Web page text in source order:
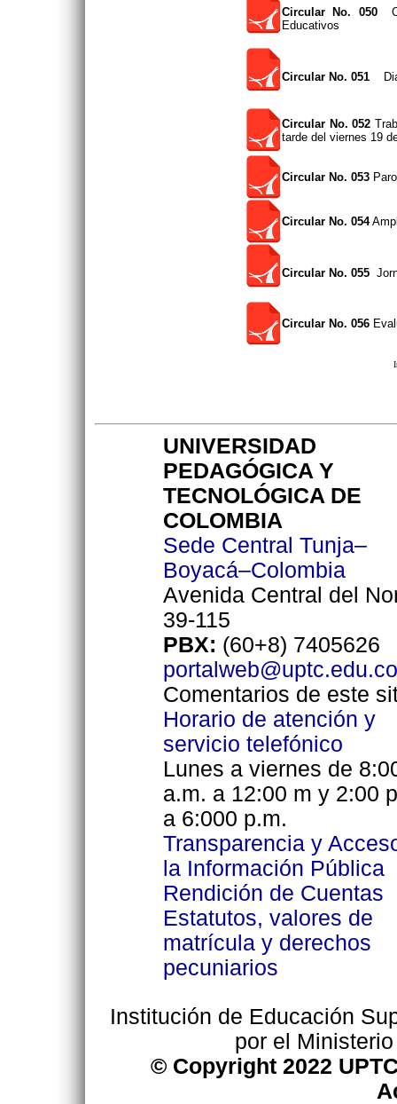
Circular No. 050
Educativos
Circular No. 051
Circular No. 052
tarde del viernes 19
Circular No. 053
Circular No. 054
Circular No. 055
Circular No. 056
UNIVERSIDAD
PEDAGÓGICA Y
TECNOLÓGICA DE
COLOMBIA
Sede Central Tunja–
Boyacá–Colombia
Avenida Central del
39-115
PBX: (60+8) 7405626
portalweb@uptc.edu.co
Comentarios de este
Horario de atención y
servicio telefónico
Lunes a viernes de
a.m. a 12:00 m y 2:00
a 6:000 p.m.
Transparencia y
la Información Pública
Rendición de Cuentas
Estatutos, valores de
matrícula y derechos
pecuniarios
Institución de Educación
por el
© Copyright 2022